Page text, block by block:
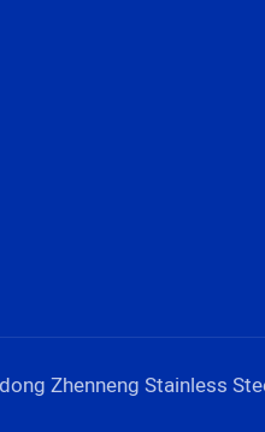
Zhenneng Stainless